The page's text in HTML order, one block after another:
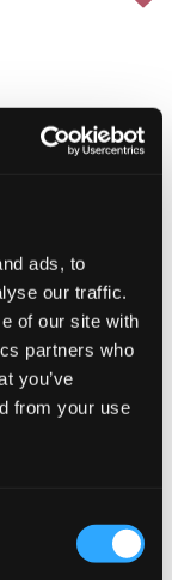
ads, to
our traffic.
of our site with
partners who
you’ve
from your use
Stor